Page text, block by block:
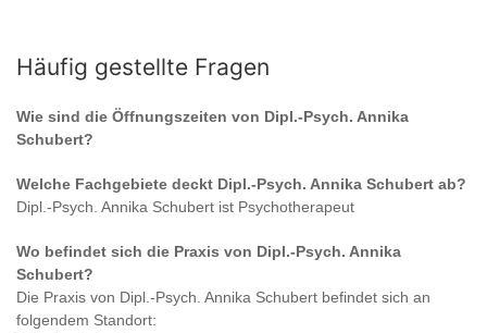
Häufig gestellte Fragen
Wie sind die Öffnungszeiten von Dipl.-Psych. Annika
Schubert?
Welche Fachgebiete deckt Dipl.-Psych. Annika Schubert ab?
Dipl.-Psych. Annika Schubert ist Psychotherapeut
Wo befindet sich die Praxis von Dipl.-Psych. Annika
Schubert?
Die Praxis von Dipl.-Psych. Annika Schubert befindet sich an
folgendem Standort: